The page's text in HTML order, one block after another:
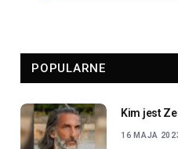
POPULARNE
Kim jest
16 MAJA